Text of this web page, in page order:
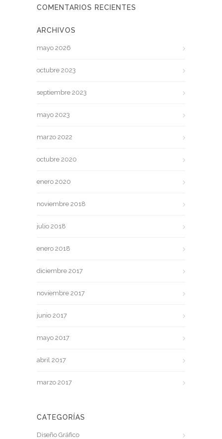
COMENTARIOS RECIENTES
ARCHIVOS
mayo 2026
octubre 2023
septiembre 2023
mayo 2023
marzo 2022
octubre 2020
enero 2020
noviembre 2018
julio 2018
enero 2018
diciembre 2017
noviembre 2017
junio 2017
mayo 2017
abril 2017
marzo 2017
CATEGORÍAS
Diseño Gráfico